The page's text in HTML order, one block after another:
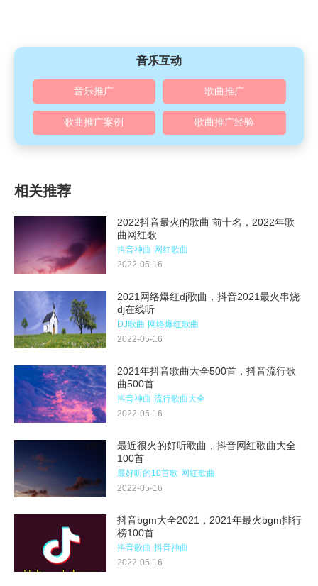
音乐互动
音乐推广 歌曲推广
歌曲推广案例 歌曲推广经验
相关推荐
2022抖音最火的歌曲 前十名，2022年歌
曲网红歌
抖音神曲 网红歌曲
2022-05-16
2021网络爆红dj歌曲，抖音2021最火串烧
dj在线听
DJ歌曲 网络爆红歌曲
2022-05-16
2021年抖音歌曲大全500首，抖音流行歌
曲500首
抖音神曲 流行歌曲大全
2022-05-16
最近很火的好听歌曲，抖音网红歌曲大全
100首
最好听的10首歌 网红歌曲
2022-05-16
抖音bgm大全2021，2021年最火bgm排行
榜100首
抖音歌曲 抖音神曲
2022-05-16